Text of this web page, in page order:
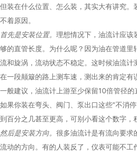
但装在什么位置、怎么装，其实大有讲究。
不着原因。
首先是安装位置。 理想情况下，油流计应该
够的直管长度。为什么呢？因为油在管道里
流和旋涡，流动状态不稳定。这时候油流计
在一段颠簸的路上测车速，测出来的肯定有
一般建议，油流计上游至少保留10倍管径的
如果你装在弯头、阀门、泵出口这些"不消
到百分之几甚至更高，可别小看这个数字，
然后是安装方向。 很多油流计是有流向要求
流动的方向。有的人装反了，仪表可能不工